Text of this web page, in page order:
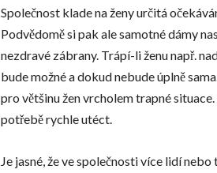
Společnost klade na ženy určitá
Podvědomě si pak ale samotné dámy
nezdravé zábrany. Trápí-li ženu např.
bude možné a dokud nebude úplně
pro většinu žen vrcholem trapné
potřebě rychle utéct.
Je jasné, že ve společnosti více lidí